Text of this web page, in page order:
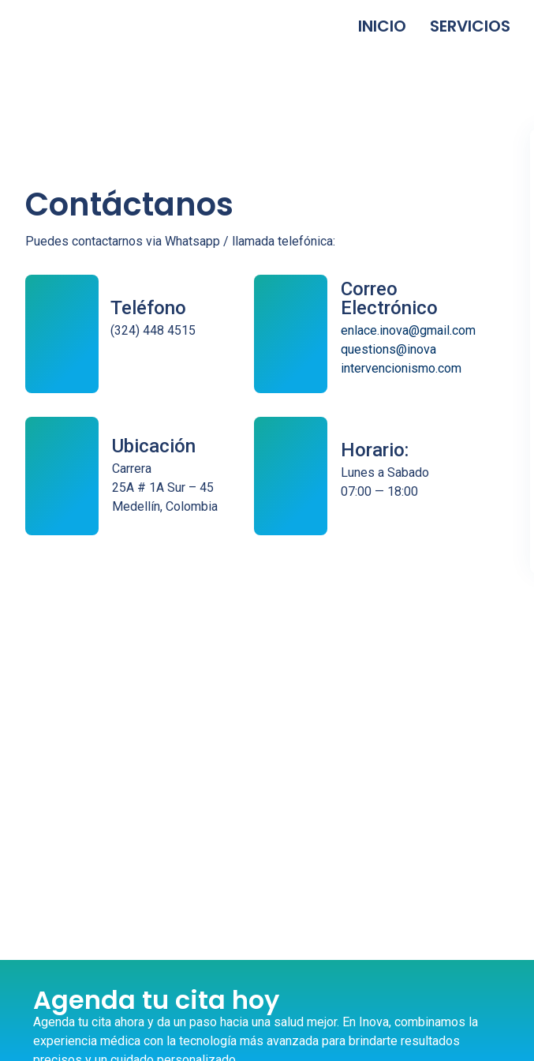
INICIO SERVICIOS
Contáctanos
Puedes contactarnos via Whatsapp / llamada telefónica:
Teléfono
(324) 448 4515
Correo
Electrónico
enlace.inova@gmail.com
questions@inova
intervencionismo.com
Ubicación
Carrera
25A # 1A Sur – 45
Medellín, Colombia
Horario:
Lunes a Sabado
07:00 — 18:00
Agenda tu cita hoy
Agenda tu cita ahora y da un paso hacia una salud mejor. En Inova, combinamos la
experiencia médica con la tecnología más avanzada para brindarte resultados